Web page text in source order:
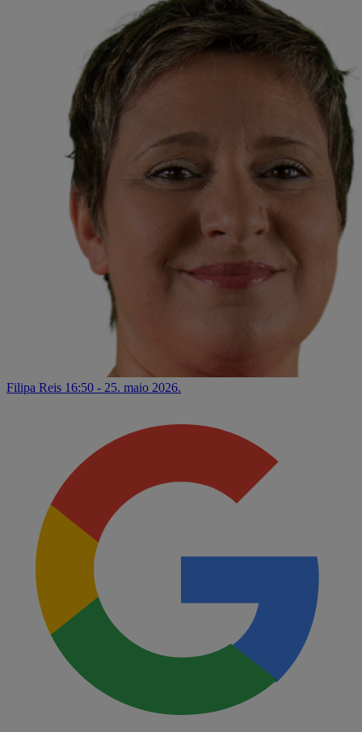
Filipa Reis 16:50 - 25. maio 2026.